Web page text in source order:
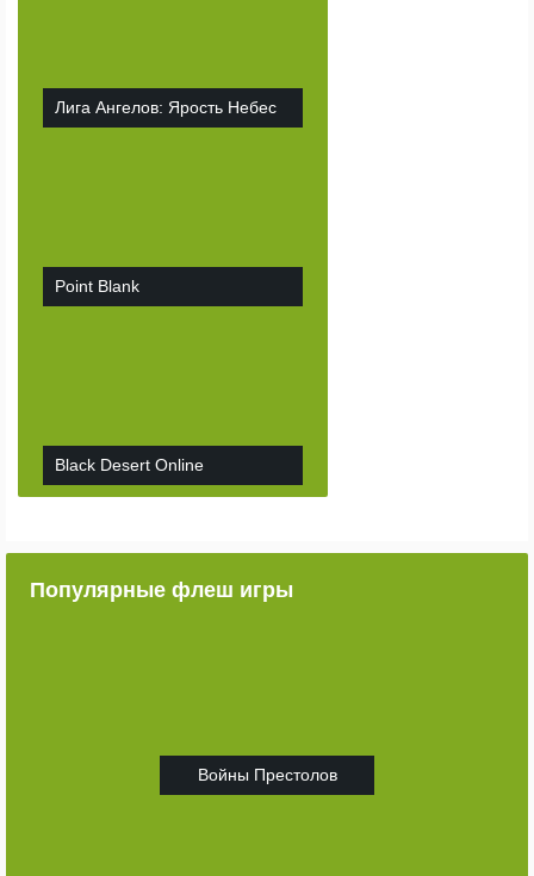
Лига Ангелов: Ярость Небес
Point Blank
Black Desert Online
Популярные флеш игры
Войны Престолов